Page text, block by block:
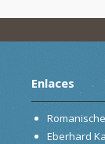
Enlaces
Eberhard